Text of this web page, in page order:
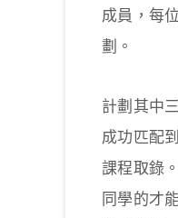
成員，每
劃。
計劃其中
成功匹配
課程取錄
同學的才